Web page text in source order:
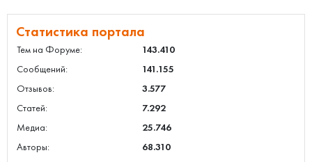
Статистика портала
Тем на Форуме:
143.410
Сообщений:
141.155
Отзывов:
3.577
Статей:
7.292
Медиа:
25.746
Авторы:
68.310